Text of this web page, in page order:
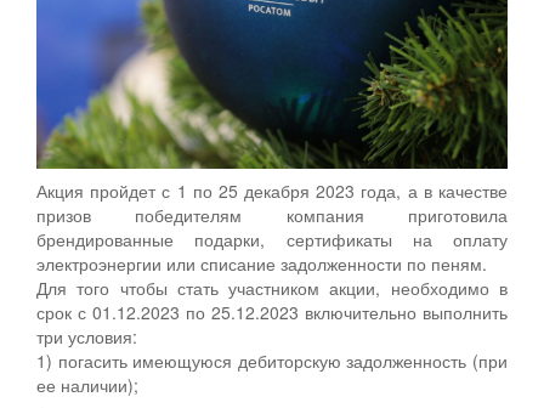
Акция пройдет с 1 по 25 декабря 2023 года, а в качестве
призов победителям компания приготовила
брендированные подарки, сертификаты на оплату
электроэнергии или списание задолженности по пеням.
Для того чтобы стать участником акции, необходимо в
срок с 01.12.2023 по 25.12.2023 включительно выполнить
три условия:
1) погасить имеющуюся дебиторскую задолженность (при
ее наличии);